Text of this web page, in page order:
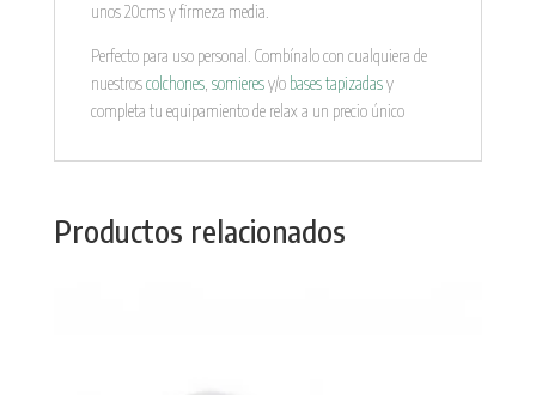
unos 20cms y firmeza media.
Perfecto para uso personal. Combínalo con cualquiera de
nuestroscolchones, somieresy/o bases tapizadasy
completa tu equipamiento de relax a un precio único
Productos relacionados